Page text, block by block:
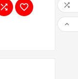
  
